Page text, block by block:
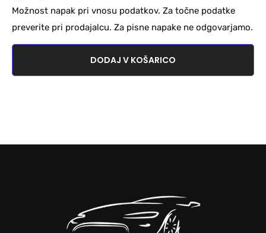
Možnost napak pri vnosu podatkov. Za točne podatke
preverite pri prodajalcu. Za pisne napake ne odgovarjamo.
DODAJ V KOŠARICO